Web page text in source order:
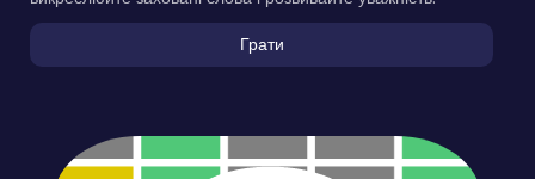
Грати